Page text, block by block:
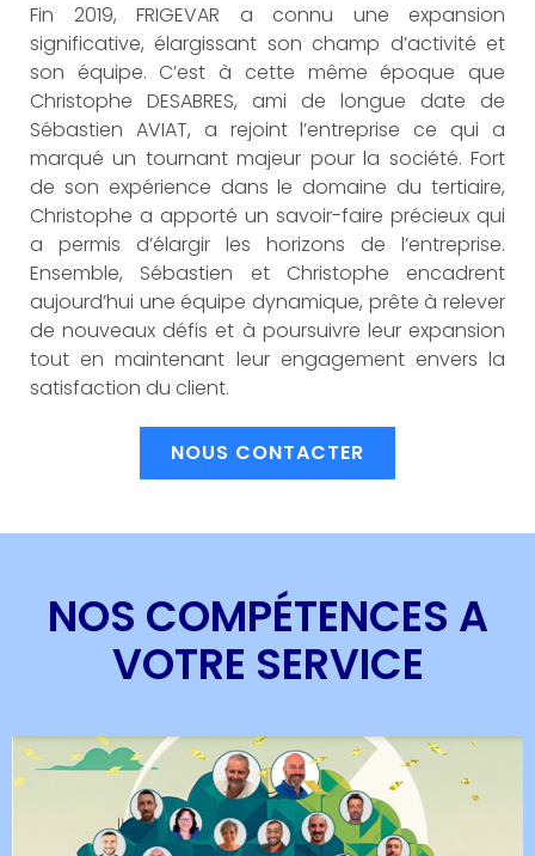
Fin 2019, FRIGEVAR a connu une expansion
significative, élargissant son champ d’activité et
son équipe. C’est à cette même époque que
Christophe DESABRES, ami de longue date de
Sébastien AVIAT, a rejoint l’entreprise ce qui a
marqué un tournant majeur pour la société. Fort
de son expérience dans le domaine du tertiaire,
Christophe a apporté un savoir-faire précieux qui
a permis d’élargir les horizons de l’entreprise.
Ensemble, Sébastien et Christophe encadrent
aujourd’hui une équipe dynamique, prête à relever
de nouveaux défis et à poursuivre leur expansion
tout en maintenant leur engagement envers la
satisfaction du client.
NOUS CONTACTER
NOS COMPÉTENCES A
VOTRE SERVICE